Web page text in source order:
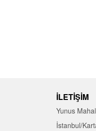
İLETIŞIM
Yunus
İstanbul/